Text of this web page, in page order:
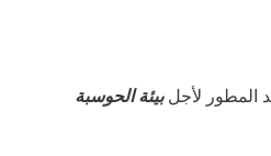
المطور لأجلبيئة الحوسبة